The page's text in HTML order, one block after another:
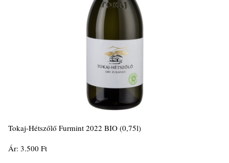
Tokaj-Hétszőlő Furmint 2022 BIO (0,75l)
Ár: 3.500 Ft